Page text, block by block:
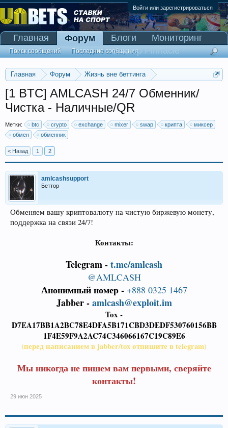
Войти или зарегистрироваться
Главная Форум
Жизнь вне беттинга
[1 BTC] AMLCASH 24/7 Обменник/
Чистка - Наличные/QR
Метки: btc crypto exchange mixer swap крипта
миксер
обмен
обменник
< Назад 1 2
amlcashsupport
Беттор
Обменяем вашу криптовалюту на чистую биржевую монету,
поддержка на связи 24/7!
Контакты:
Telegram -t.me/amlcash
@AMLCASH
Анонимный номер - +888 0325 1467
Jabber -amlcash@exploit.im
Tox -
D7EA17BB1A2BC78E4DFA5B171CBD3DEDF530760156BB
1F4E59F9A2AC74C346066167C19C89E6
(перед написанием в jabber/tox отпишите в telegram)
Мы никогда не пишем вам первыми, сверяйте
контакты!
29 июн 2025
Главная Форум
Поиск сообщений Последние сообщения
Блоги
Мониторинг
Сканер Pinnacle